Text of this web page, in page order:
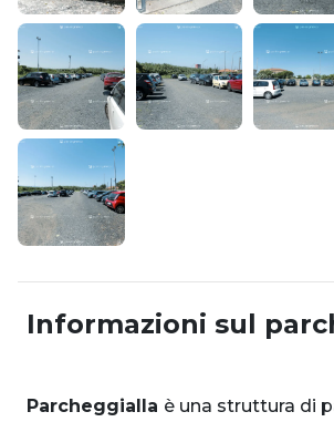
Informazioni sul
Parcheggialla è una struttura di